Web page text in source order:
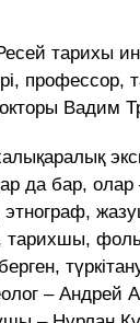
тарихы
профессор,
Вадим
да бар,
этнограф,
– Андрей